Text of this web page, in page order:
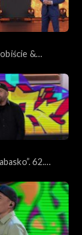
&
62.